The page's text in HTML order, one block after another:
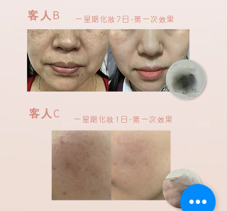
客人 B 一星期化妝7日-第一次效果
客人 C 一星期化妝1日-第一次效果